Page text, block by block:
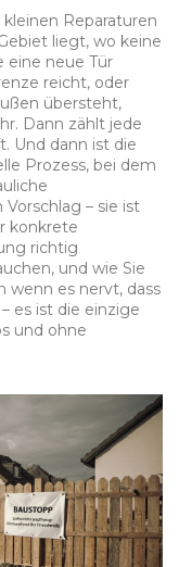
Reparaturen
liegt, wo keine
eine neue Tür
reicht, oder
übersteht,
Dann zählt jede
Und dann ist die
Prozess, bei dem
Vorschlag – sie ist
konkrete
richtig
und wie Sie
wenn es nervt, dass
es ist die einzige
und ohne